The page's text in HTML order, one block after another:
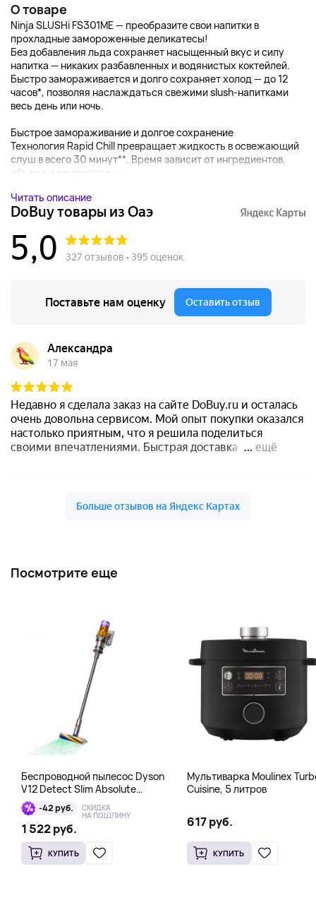
О товаре
Ninja SLUSHi FS301ME — преобразите свои напитки в
прохладные замороженные деликатесы!
Без добавления льда сохраняет насыщенный вкус и силу
напитка — никаких разбавленных и водянистых коктейлей.
Быстро замораживается и долго сохраняет холод — до 12
часов*, позволяя наслаждаться свежими slush-напитками
весь день или ночь.
Быстрое замораживание и долгое сохранение
Технология Rapid Chill превращает жидкость в освежающий
слуш в всего 30 минут**. Время зависит от ингредиентов,
объема и температуры....
Читать описание
Посмотрите еще
Беспроводной пылесос Dyson
V12 Detect Slim Absolute
Yellow/Nickel, серый
-42 руб. СКИДКА
НА ПОШЛИНУ
1 522 руб.
КУПИТЬ
Мультиварка Moulinex
Cuisine, 5 литров
617 руб.
КУПИТЬ